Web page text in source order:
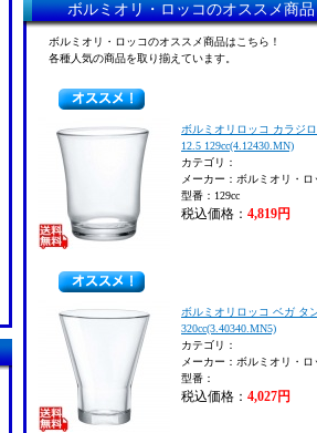
ボルミオリ・ロッコのオススメ商
ボルミオリ・ロッコのオススメ商品はこちら！
各種人気の商品を取り揃えています。
ボルミオリロッコ カラジ
12.5 129cc(4.12430.MN)
カテゴリ：
メーカー：ボルミオリ・ロ
型番：129cc
税込価格： 4,819円
ボルミオリロッコ ベガ タ
320cc(3.40340.MN5)
カテゴリ：
メーカー：ボルミオリ・ロ
型番：
税込価格： 4,027円